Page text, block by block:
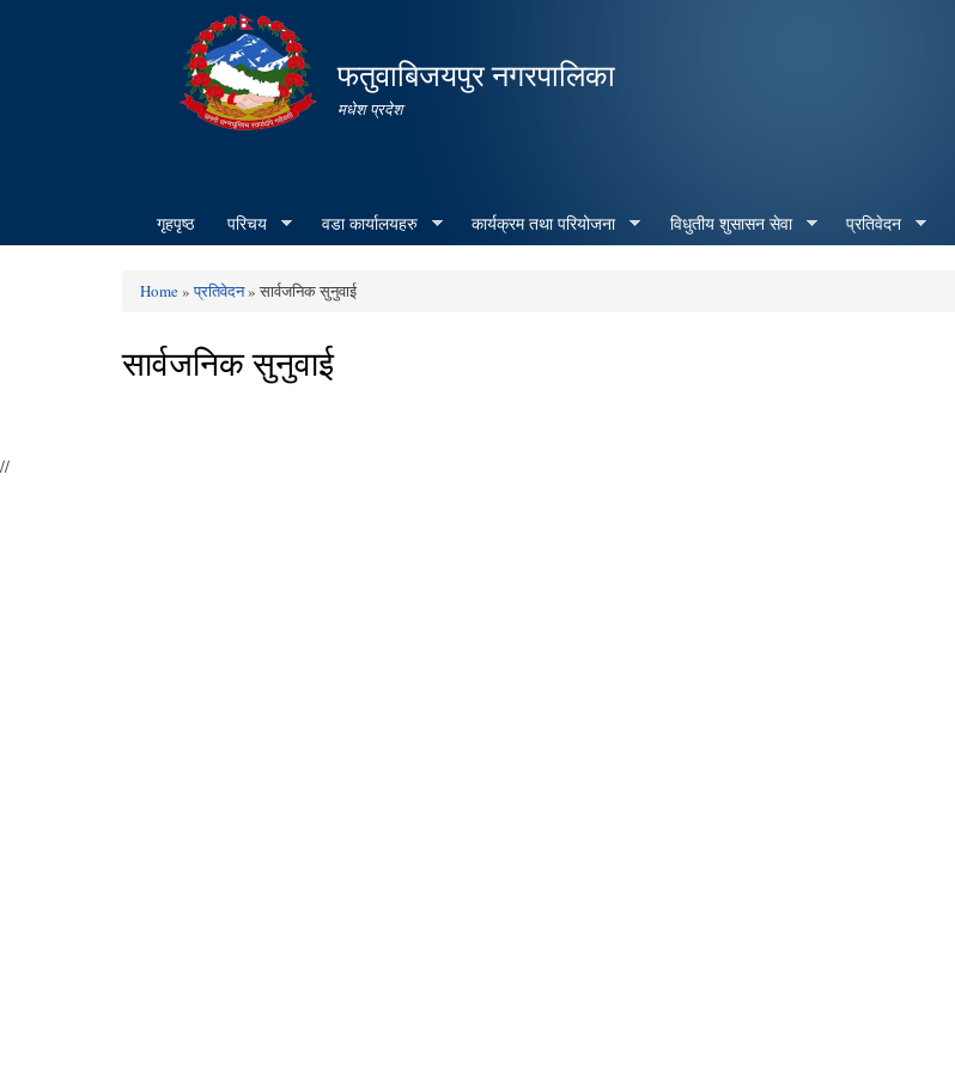
फतुवाबिजयपुर नगरपालिका
मधेश प्रदेश
गृहपृष्ठ परिचय वडा कार्यालयहरु कार्यक्रम तथा परियोजना विधुतीय शुसासन सेवा प्रतिवेदन
You are here
Home»प्रतिवेदन» सार्वजनिक सुनुवाई
सार्वजनिक सुनुवाई
//